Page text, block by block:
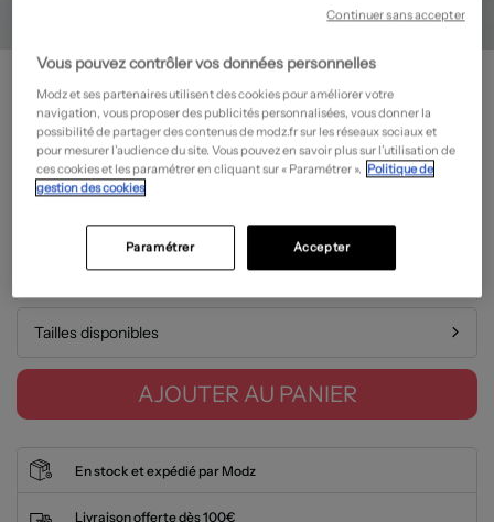
SINEQUANONE
Manteau long - Poches- Seconde main
71,60€
Prix neuf estimé :
MADE IN FRANCE
État: Neuf avec étiquette En savoir plus
Guide des tailles
Tailles disponibles
AJOUTER AU PANIER
En stock et expédié par Modz
Livraison offerte dès 100€
Vous pouvez contrôler vos données personnelles
Modz et ses partenaires utilisent des cookies pour améliorer votre
navigation, vous proposer des publicités personnalisées, vous donner la
possibilité de partager des contenus de modz.fr sur les réseaux sociaux et
pour mesurer l’audience du site. Vous pouvez en savoir plus sur l’utilisation de
ces cookies et les paramétrer en cliquant sur « Paramétrer ». Politique de
gestion des cookies
Accepter
Paramétrer
Continuer sans accepter